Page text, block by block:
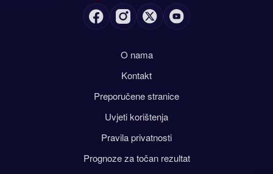
O nama
Kontakt
Preporučene stranice
Uvjeti korištenja
Pravila privatnosti
Prognoze za točan rezultat